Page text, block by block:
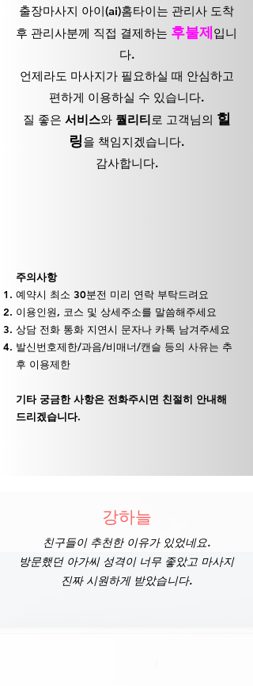
출장마사지 아이(ai)홈타이는 관리사 도착
후 관리사분께 직접 결제하는 후불제입니
다.
언제라도 마사지가 필요하실 때 안심하고
편하게 이용하실 수 있습니다.
질 좋은 서비스와 퀄리티로 고객님의 힐
링을 책임지겠습니다.
감사합니다.
주의사항
예약시 최소 30분전 미리 연락 부탁드려요
이용인원, 코스 및 상세주소를 말씀해주세요
상담 전화 통화 지연시 문자나 카톡 남겨주세요
발신번호제한/과음/비매너/캔슬 등의 사유는 추
후 이용제한
기타 궁금한 사항은 전화주시면 친절히 안내해
드리겠습니다.
강하늘
친구들이 추천한 이유가 있었네요.
​방문했던 아가씨 성격이 너무 좋았고 마사지
진짜 시원하게 받았습니다.